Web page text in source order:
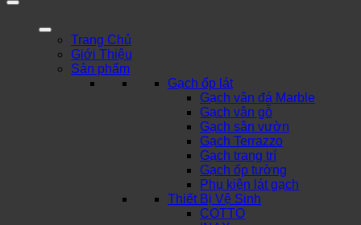
Trang Chủ
Giới Thiệu
Sản phẩm
Gạch ốp lát
Gạch vân đá Marble
Gạch vân gỗ
Gạch sân vườn
Gạch Terrazzo
Gạch trang trí
Gạch ốp tường
Phụ kiện lát gạch
Thiết Bị Vệ Sinh
COTTO